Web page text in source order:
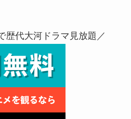
歴代大河ドラマ見放題／